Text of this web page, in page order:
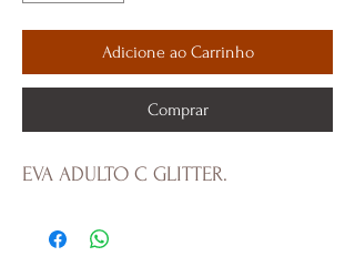
Adicione ao Carrinho
Comprar
EVA ADULTO C GLITTER.